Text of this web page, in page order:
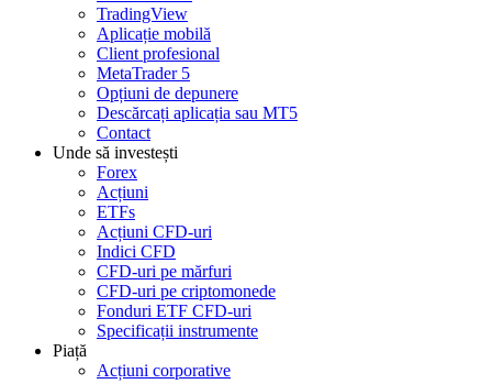
TradingView
Aplicație mobilă
Client profesional
MetaTrader 5
Opțiuni de depunere
Descărcați aplicația sau MT5
Contact
Unde să investești
Forex
Acțiuni
ETFs
Acțiuni CFD-uri
Indici CFD
CFD-uri pe mărfuri
CFD-uri pe criptomonede
Fonduri ETF CFD-uri
Specificații instrumente
Piață
Acțiuni corporative